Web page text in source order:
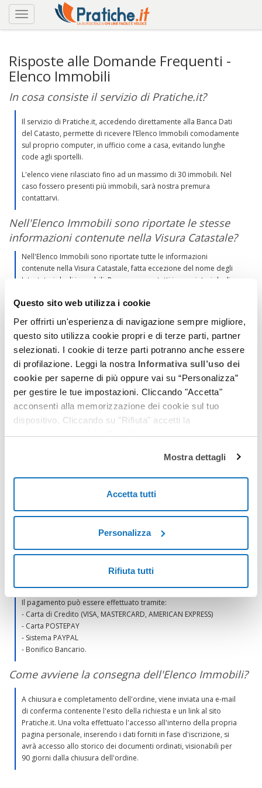
Questo sito web utilizza i cookie
Per offrirti un'esperienza di navigazione sempre migliore,
questo sito utilizza cookie propri e di terze parti, partner
selezionati. I cookie di terze parti potranno anche essere
di profilazione. Leggi la nostra Informativa sull’uso dei
cookie per saperne di più oppure vai su “Personalizza”
per gestire le tue impostazioni. Cliccando "Accetta"
acconsenti alla memorizzazione dei cookie sul tuo
dispositivo. Cliccando su "Rifiuta" accetti la
memorizzazione dei soli cookie necessari.
Mostra dettagli
Accetta tutti
Personalizza
Rifiuta tutti
Risposte alle Domande Frequenti -
Elenco Immobili
In cosa consiste il servizio di Pratiche.it?
Il servizio di Pratiche.it, accedendo direttamente alla Banca Dati
del Catasto, permette di ricevere l’Elenco Immobili comodamente
sul proprio computer, in ufficio come a casa, evitando lunghe
code agli sportelli.
L'elenco viene rilasciato fino ad un massimo di 30 immobili. Nel
caso fossero presenti più immobili, sarà nostra premura
contattarvi.
Nell'Elenco Immobili sono riportate le stesse
informazioni contenute nella Visura Catastale?
Nell'Elenco Immobili sono riportate tutte le informazioni
contenute nella Visura Catastale, fatta eccezione del nome degli
Intestatari degli immobili. Per conoscere tutti i proprietari degli
quanti sono gli immobili.
Quali dati è necessario fornire per avere l'Elenco
Immobili?
I dati da inserire nel Modulo di richiesta sono: Provincia, Comune,
Foglio e particella.
Che utilita può avere l'Elenco Immobili?
L'elenco Immobili viene spesso richiesto da Amministrazioni
Condominiali per fornire ai condomini dati utili per il pagamento
I tempi di consegna possibili sono due:
- Consegna urgente: entro 10 minuti dal pagamento dell'ordine,
con una sovrapprezzo di € 10,00 IVA.
Come è possibile effettuare il pagamento?
Il pagamento può essere effettuato tramite:
- Carta di Credito (VISA, MASTERCARD, AMERICAN EXPRESS)
- Carta POSTEPAY
- Sistema PAYPAL
- Bonifico Bancario.
Come avviene la consegna dell'Elenco Immobili?
A chiusura e completamento dell'ordine, viene inviata una e-mail
di conferma contenente l'esito della richiesta e un link al sito
Pratiche.it. Una volta effettuato l'accesso all'interno della propria
pagina personale, inserendo i dati forniti in fase d'iscrizione, si
avrà accesso allo storico dei documenti ordinati, visionabili per
90 giorni dalla chiusura dell'ordine.